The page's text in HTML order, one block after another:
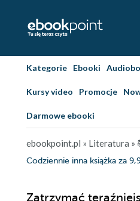
Kategorie Ebooki
Kursy video Promocje
Darmowe ebooki
ebookpoint.pl » Literatura »
Codziennie inna książka za
Zatrzymać